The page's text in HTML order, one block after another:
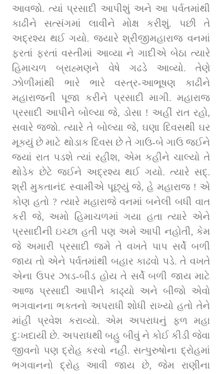
આવજો. ત્યાં પ્રસાદી આપીશું અને આ પર્વતમાંથી
કાઢીને સત્સંગમાં લાવીને મોક્ષ કરીશું. પછી તે
અદ્રશ્ય થઈ ગયો. જ્યારે શ્રીજીમહારાજ વનમાં
ફરતાં ફરતાં વસ્તીમાં આવ્યા ને ગાદીએ બેઠા ત્યારે
હિમાચળ બ્રાહ્મણને વેષે ગઢડે આવ્યો. તેણે
ઝોળીમાંથી ભારે ભારે વસ્ત્ર-આભૂષણ કાઢીને
મહારાજની પૂજા કરીને પ્રસાદી માગી. મહારાજ
પ્રસાદી આપીને બોલ્યા જે, ડોસા ! અહીં રાત રહો,
સવારે જજો. ત્યારે તે બોલ્યા જે, ઘણા દિવસથી ઘર
મૂક્યું છે માટે થોડાક દિવસ છે તે ગાઉ-બે ગાઉ જઈને
જ્યાં રાત પડશે ત્યાં રહીશ, એમ કહીને ચાલ્યો તે
થોડેક છેટે જઈને અદ્રશ્ય થઈ ગયો. ત્યારે સદ્.
શ્રી મુકતાનંદ સ્વામીએ પૂછ્યું જે, હે મહારાજ ! એ
કોણ હતો ? ત્યારે મહારાજે વનમાં બનેલી બધી વાત
કરી જે, અમો હિમાચળમાં ગયા હતા ત્યારે એને
પ્રસાદીની ઇચ્છા હતી પણ અમે આપી નહોતી, કેમ
જે અમારી પ્રસાદી જમે તે વખતે પાપ સર્વે બળી
જાય તો એને પર્વતમાંથી બહાર કાઢવો પડે. તે વખતે
એના ઉપર ઝાડ-બીડ હોય તે સર્વે બળી જાય માટે
આજ પ્રસાદી આપીને કાઢ્યો અને બીજો એવો
ભગવાનના ભક્તનો અપરાધી શોધી રાખ્યો હતો તેને
માંહી પ્રવેશ કરાવ્યો. એમ અપરાધનું ફળ મહા
દુઃખદાયી છે. અપરાધથી બહુ બીવું ને કોઈ કીડી જેવા
જીવનો પણ દ્રોહ કરવો નહીં. સત્પુરુષોના દ્રોહમાં
ભગવાનનો દ્રોહ આવી જાય છે, જેમ રાણીના